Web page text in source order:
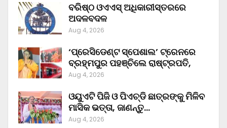
ବରିଷ୍ଠ ଓଏଏସ୍‌ ଅଧିକାରୀସ୍ତରରେ
ଅଦଳବଦଳ
Aug 4, 2026
‘ପ୍ରେସିଡେଣ୍ଟ ସ୍ପେଶାଲ’ ଟ୍ରେନରେ
ବ୍ରହ୍ମପୁର ପହଞ୍ଚିଲେ ରାଷ୍ଟ୍ରପତି,
Aug 4, 2026
ଓୟୁଏଟି ପିଜି ଓ ପିଏଚ୍‌ଡି ଛାତ୍ରଙ୍କୁ ମିଳିବ
ମାସିକ ଭତ୍ତା, ଜାଣନ୍ତୁ…
Aug 4, 2026